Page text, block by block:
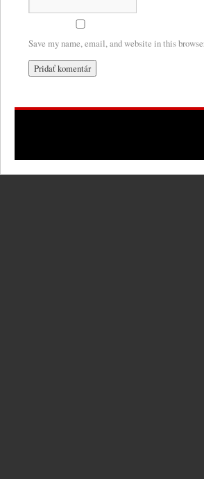
Save my name, email, and website in this